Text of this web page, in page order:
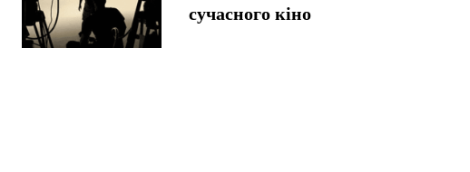
сучасного кіно